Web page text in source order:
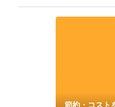
節約・コスト